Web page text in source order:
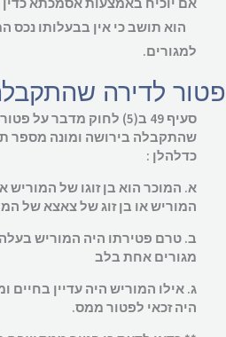
הוא תושב כי אין בבעלותו נכס
לדירה שהתקבלה
סעיף 49 ב(5) לחוק מדבר על
שהתקבלה בירושה ומונה מספר
כדלהלן :
א. המוכר הוא בן זוגו של המוריש
המוריש או בן זוג של צאצא של
ב. טרם פטירתו היה המוריש בעלה
מגורים אחת בלב
ג. אילו המוריש היה עדיין בחיים
היה זכאי לפטור ממס.